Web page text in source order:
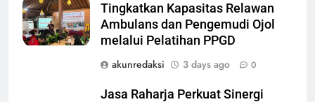
Tingkatkan Kapasitas Relawan
Ambulans dan Pengemudi Ojol
melalui Pelatihan PPGD
akunredaksi
3 days ago 0
Jasa Raharja Perkuat Sinergi